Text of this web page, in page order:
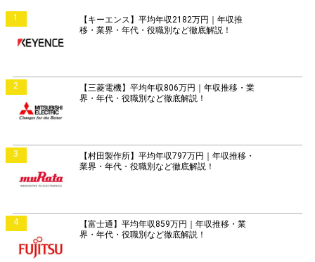
1
【キーエンス】平均年収2182万円｜年収推
移・業界・年代・役職別など徹底解説！
2
【三菱電機】平均年収806万円｜年収推移・業
界・年代・役職別など徹底解説！
3
【村田製作所】平均年収797万円｜年収推移・
業界・年代・役職別など徹底解説！
4
【富士通】平均年収859万円｜年収推移・業
界・年代・役職別など徹底解説！